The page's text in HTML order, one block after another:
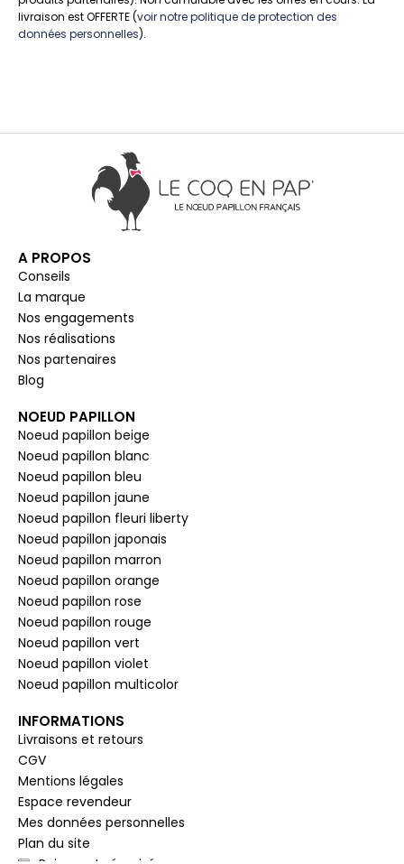
livraison est OFFERTE (voir notre politique de protection des
données personnelles).
A PROPOS
Conseils
La marque
Nos engagements
Nos réalisations
Nos partenaires
Blog
NOEUD PAPILLON
Noeud papillon beige
Noeud papillon blanc
Noeud papillon bleu
Noeud papillon jaune
Noeud papillon fleuri liberty
Noeud papillon japonais
Noeud papillon marron
Noeud papillon orange
Noeud papillon rose
Noeud papillon rouge
Noeud papillon vert
Noeud papillon violet
Noeud papillon multicolor
INFORMATIONS
Livraisons et retours
CGV
Mentions légales
Espace revendeur
Mes données personnelles
Plan du site